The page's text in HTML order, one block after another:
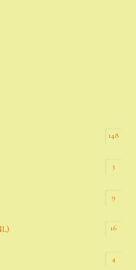
148
3
9
16
4